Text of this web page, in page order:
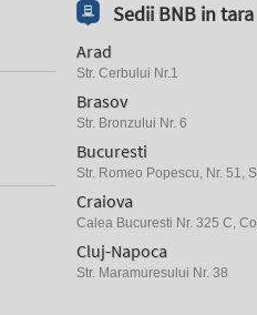
Sedii BNB in tara
Arad
Str. Cerbului Nr.1
Brasov
Str. Bronzului Nr. 6
Bucuresti
Str. Romeo Popescu, Nr. 51,
Craiova
Calea Bucuresti Nr. 325 C,
Cluj-Napoca
Str. Maramuresului Nr. 38